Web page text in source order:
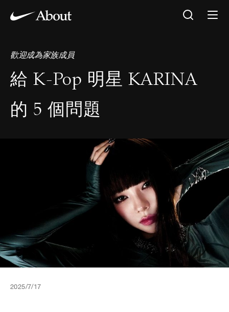
歡迎成為家族成員
給 K-Pop 明星 KARINA
的 5 個問題
2025/7/17